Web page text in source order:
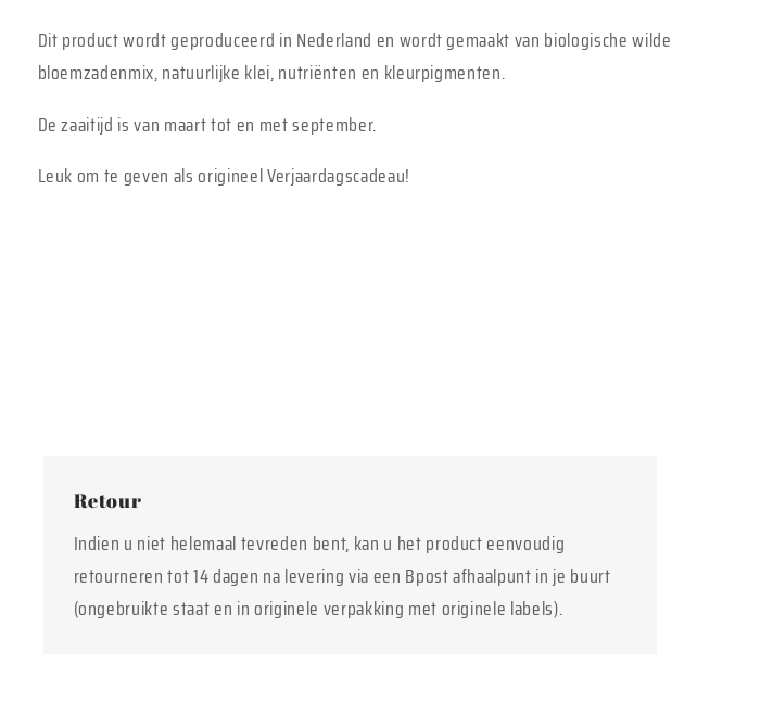
Dit product wordt geproduceerd in Nederland en wordt gemaakt van biologische wilde
bloemzadenmix, natuurlijke klei, nutriënten en kleurpigmenten.
De zaaitijd is van maart tot en met september.
Leuk om te geven als origineel Verjaardagscadeau!
Retour
Indien u niet helemaal tevreden bent, kan u het product eenvoudig
retourneren tot 14 dagen na levering via een Bpost afhaalpunt in je buurt
(ongebruikte staat en in originele verpakking met originele labels).